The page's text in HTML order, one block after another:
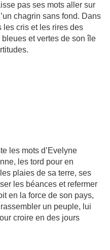
pas ses mots aller sur
chagrin sans fond. Dans
les cris et les rires des
et vertes de son île
les mots d’Evelyne
les tord pour en
plaies de sa terre, ses
les béances et refermer
en la force de son pays,
un peuple, lui
croire en des jours